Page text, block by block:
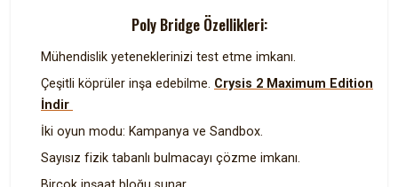
Poly Bridge Özellikleri:
Mühendislik yeteneklerinizi test etme imkanı.
Çeşitli köprüler inşa edebilme. Crysis 2 Maximum Edition
İndir
İki oyun modu: Kampanya ve Sandbox.
Sayısız fizik tabanlı bulmacayı çözme imkanı.